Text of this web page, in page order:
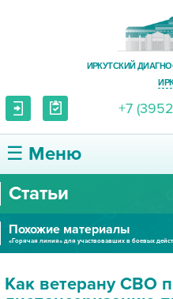
ИРКУТСКИЙ
+7
☰ Меню
О ЦЕНТРЕ
УСЛУГИ И ЦЕНЫ
Статьи
Похожие материалы
«Горячая линия» для участвовавших в боевых
Как ветерану СВО